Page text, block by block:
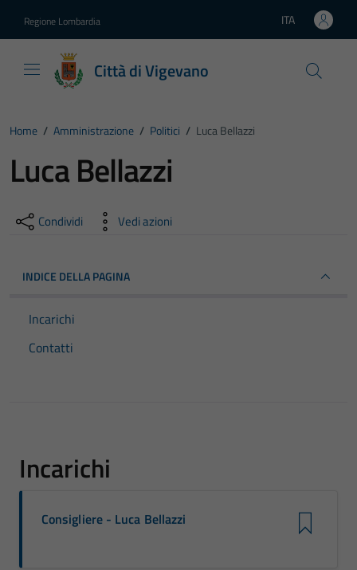
Regione Lombardia Lingua attiva:
ITA
Città di Vigevano
Home / Amministrazione / Politici / Luca Bellazzi
Luca Bellazzi
Condividi Vedi azioni
INDICE DELLA PAGINA
Incarichi
Contatti
Incarichi
Consigliere - Luca Bellazzi